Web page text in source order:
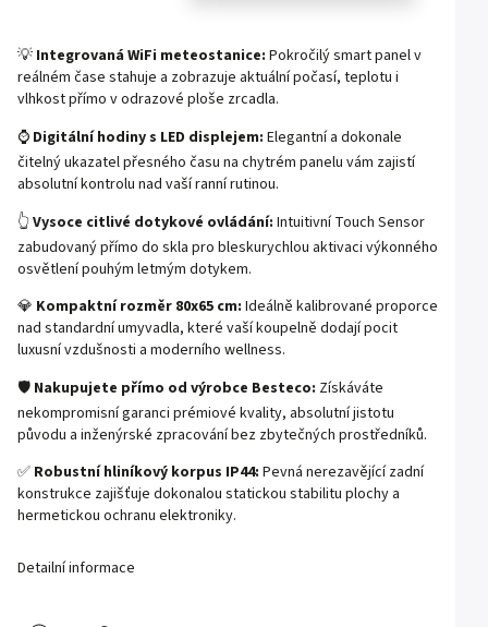
💡 Integrovaná WiFi meteostanice: Pokročilý smart panel v
reálném čase stahuje a zobrazuje aktuální počasí, teplotu i
vlhkost přímo v odrazové ploše zrcadla.
⌚ Digitální hodiny s LED displejem: Elegantní a dokonale
čitelný ukazatel přesného času na chytrém panelu vám zajistí
absolutní kontrolu nad vaší ranní rutinou.
👆 Vysoce citlivé dotykové ovládání: Intuitivní Touch Sensor
zabudovaný přímo do skla pro bleskurychlou aktivaci výkonného
osvětlení pouhým letmým dotykem.
💎 Kompaktní rozměr 80x65 cm: Ideálně kalibrované proporce
nad standardní umyvadla, které vaší koupelně dodají pocit
luxusní vzdušnosti a moderního wellness.
🛡️ Nakupujete přímo od výrobce Besteco: Získáváte
nekompromisní garanci prémiové kvality, absolutní jistotu
původu a inženýrské zpracování bez zbytečných prostředníků.
✅ Robustní hliníkový korpus IP44: Pevná nerezavějící zadní
konstrukce zajišťuje dokonalou statickou stabilitu plochy a
hermetickou ochranu elektroniky.
Detailní informace